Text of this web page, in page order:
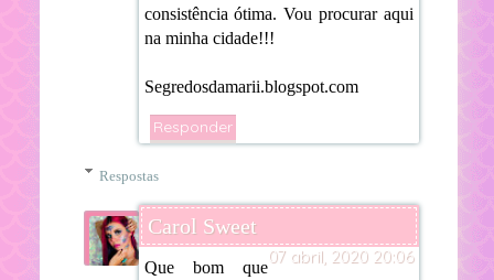
consistência ótima. Vou procurar aqui
na minha cidade!!!
Segredosdamarii.blogspot.com
Responder
Respostas
Carol Sweet
07 abril, 2020 20:06
Que bom que